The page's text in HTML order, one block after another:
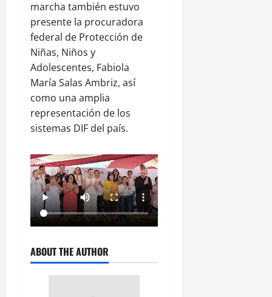
marcha también estuvo
presente la procuradora
federal de Protección de
Niñas, Niños y
Adolescentes, Fabiola
María Salas Ambriz, así
como una amplia
representación de los
sistemas DIF del país.
ABOUT THE AUTHOR